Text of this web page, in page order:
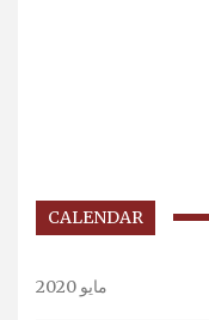
CALENDAR
مايو 2020